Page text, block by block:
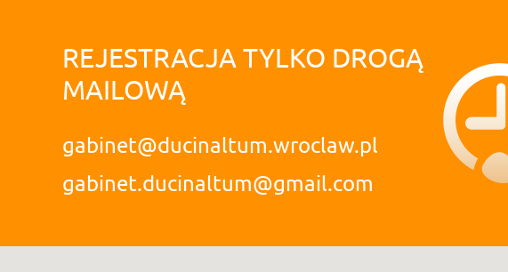
REJESTRACJA TYLKO DROGĄ
MAILOWĄ
gabinet@ducinaltum.wroclaw.pl
gabinet.ducinaltum@gmail.com